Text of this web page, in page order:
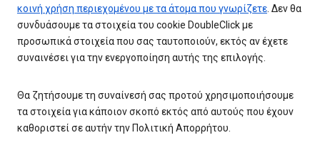
κοινή χρήση περιεχομένου με τα άτομα που γνωρίζετε. Δεν θα
συνδυάσουμε τα στοιχεία του cookie DoubleClick με
προσωπικά στοιχεία που σας ταυτοποιούν, εκτός αν έχετε
συναινέσει για την ενεργοποίηση αυτής της επιλογής.
Θα ζητήσουμε τη συναίνεσή σας προτού χρησιμοποιήσουμε
τα στοιχεία για κάποιον σκοπό εκτός από αυτούς που έχουν
καθοριστεί σε αυτήν την Πολιτική Απορρήτου.